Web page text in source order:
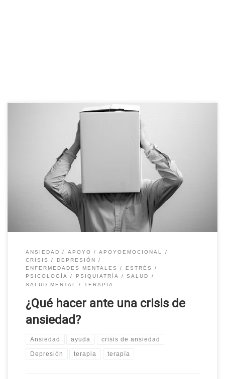
ANSIEDAD APOYO
APOYOEMOCIONAL
CRISIS
DEPRESIÓN
ENFERMEDADES MENTALES
ESTRÉS
PSICOLOGÍA
PSIQUIATRÍA
SALUD
SALUD MENTAL
TERAPIA
¿Qué hacer ante una crisis de
ansiedad?
Ansiedad ayuda crisis de ansiedad
Depresión terapia terapía